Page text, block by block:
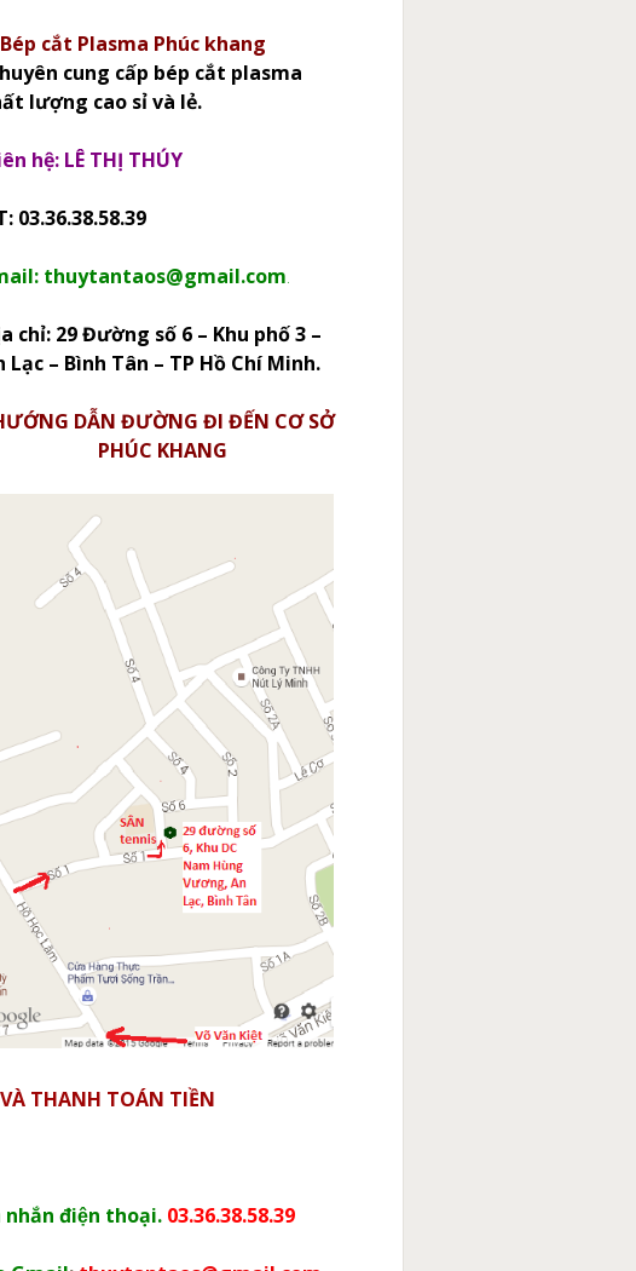
Bép cắt Plasma Phúc khang
cung cấp bép cắt plasma
lượng cao sỉ và lẻ.
hệ: LÊ THỊ THÚY
03.36.38.58.39
thuytantaos@gmail.com.
chỉ: 29 Đường số 6 – Khu phố 3 –
Lạc – Bình Tân – TP Hồ Chí Minh.
DẪN ĐƯỜNG ĐI ĐẾN CƠ SỞ
PHÚC KHANG
THANH TOÁN TIỀN
điện thoại. 03.36.38.58.39